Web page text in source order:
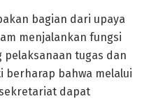
bagian dari upaya
menjalankan fungsi
tugas dan
berharap bahwa melalui
dapat